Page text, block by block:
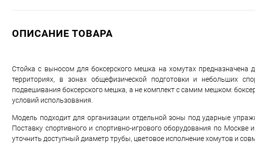
ОПИСАНИЕ ТОВАРА
Стойка с выносом для боксерского мешка на хомутах
территориях, в зонах общефизической подготовки и небольших
подвешивания боксерского мешка, а не комплект с самим мешком:
условий использования.
Модель подходит для организации отдельной зоны под ударные
Поставку спортивного и спортивно-игрового оборудования по
уточнить доступный диаметр трубы, цветовое исполнение хомутов и